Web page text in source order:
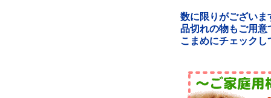
数に限りがございま
品切れの物もご用意で
こまめにチェックし